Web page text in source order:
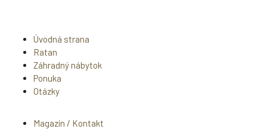
Úvodná strana
Ratan
Záhradný nábytok
Ponuka
Otázky
Magazín / Kontakt